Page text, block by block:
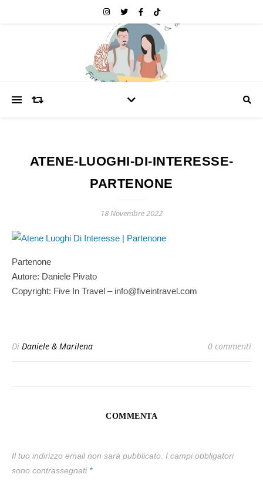
ATENE-LUOGHI-DI-INTERESSE-
PARTENONE
18 Novembre 2022
Partenone
Autore: Daniele Pivato
Copyright: Five In Travel – info@fiveintravel.com
Di Daniele & Marilena 0 commenti
COMMENTA
Il tuo indirizzo email non sarà pubblicato. I campi obbligatori
sono contrassegnati *